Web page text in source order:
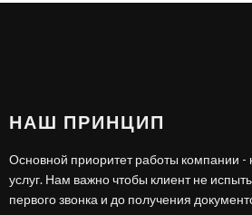
НАШ ПРИНЦИП
Основной приоритет работы компании -
услуг. Нам важно чтобы клиент не
первого звонка и до получения